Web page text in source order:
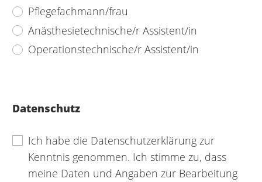
Pflegefachmann/frau
Anästhesietechnische/r Assistent/in
Operationstechnische/r Assistent/in
Datenschutz
Ich habe die Datenschutzerklärung zur
Kenntnis genommen. Ich stimme zu, dass
meine Daten und Angaben zur Bearbeitung